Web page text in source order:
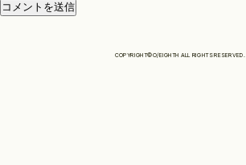
COPYRIGHT©O/EIGHTH ALL RIGHTS RESERVED.